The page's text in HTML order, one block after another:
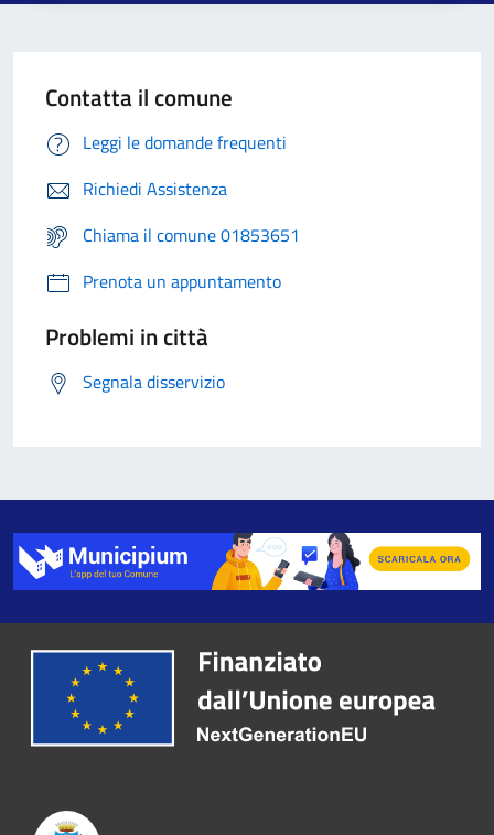
Contatta il comune
Leggi le domande frequenti
Richiedi Assistenza
Chiama il comune 01853651
Prenota un appuntamento
Problemi in città
Segnala disservizio